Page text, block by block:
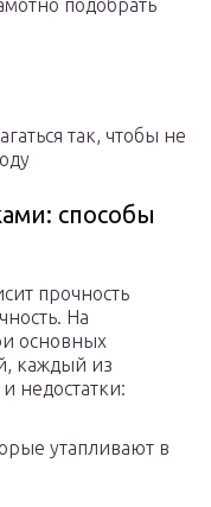
подобрать
так, чтобы не
способы
прочность
На
основных
каждый из
недостатки:
утапливают в